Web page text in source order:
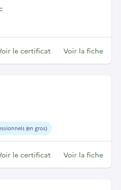
le certificat Voir la fiche
(en gros)
le certificat Voir la fiche